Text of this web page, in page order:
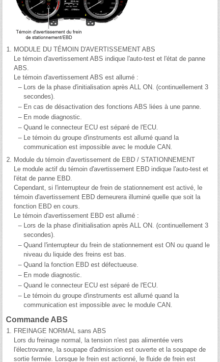
1. MODULE DU TÉMOIN D'AVERTISSEMENT ABS
Le témoin d'avertissement ABS indique l'auto-test et l'état de panne
ABS.
Le témoin d'avertissement ABS est allumé :
– Lors de la phase d'initialisation après ALL ON. (continuellement 3
secondes).
– En cas de désactivation des fonctions ABS liées à une panne.
– En mode diagnostic.
– Quand le connecteur ECU est séparé de l'ECU.
– Le témoin du groupe d'instruments est allumé quand la
communication est impossible avec le module CAN.
2. Module du témoin d'avertissement de EBD / STATIONNEMENT
Le module actif du témoin d'avertissement EBD indique l'auto-test et
l'état de panne EBD.
Cependant, si l'interrupteur de frein de stationnement est activé, le
témoin d'avertissement EBD demeurera illuminé quelle que soit la
fonction EBD en cours.
Le témoin d'avertissement EBD est allumé :
– Lors de la phase d'initialisation après ALL ON. (continuellement 3
secondes).
– Quand l'interrupteur du frein de stationnement est ON ou quand le
niveau du liquide des freins est bas.
– Quand la fonction EBD est défectueuse.
– En mode diagnostic.
– Quand le connecteur ECU est séparé de l'ECU.
– Le témoin du groupe d'instruments est allumé quand la
communication est impossible avec le module CAN.
Commande ABS
1. FREINAGE NORMAL sans ABS
Lors du freinage normal, la tension n'est pas alimentée vers
l'électrovanne, la soupape d'admission est ouverte et la soupape de
sortie fermée. Lorsque le frein est actionné, le fluide de frein est